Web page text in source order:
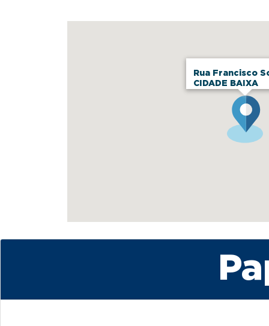
Rua Francisco
CIDADE BAIXA